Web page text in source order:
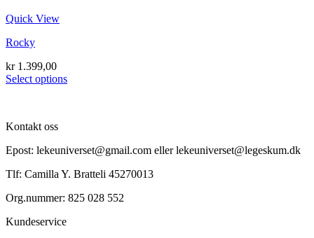
Quick View
Rocky
kr1.399,00
Select options
Kontakt oss
Epost: lekeuniverset@gmail.com eller lekeuniverset@legeskum.dk
Tlf: Camilla Y. Bratteli 45270013
Org.nummer: 825 028 552
Kundeservice